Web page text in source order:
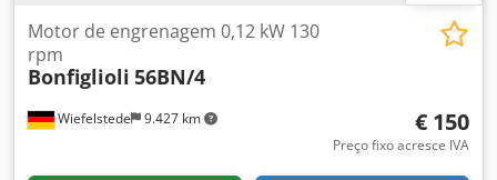
Wiefelstede 9.427 km
Motor de engrenagem 0,12 kW 130
rpm
Bonfiglioli 56BN/4
€ 150
Preço fixo acresce IVA